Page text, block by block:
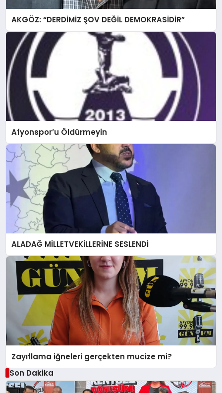
AKGÖZ: “DERDİMİZ ŞOV DEĞİL DEMOKRASİDİR”
Afyonspor’u Öldürmeyin
ALADAĞ MİLLETVEKİLLERİNE SESLENDİ
Zayıflama iğneleri gerçekten mucize mi?
Son Dakika